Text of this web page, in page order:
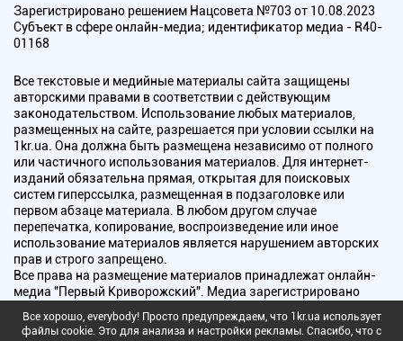
Зарегистрировано решением Нацсовета №703 от 10.08.2023
Субъект в сфере онлайн-медиа; идентификатор медиа - R40-
01168
Все текстовые и медийные материалы сайта защищены
авторскими правами в соответствии с действующим
законодательством. Использование любых материалов,
размещенных на сайте, разрешается при условии ссылки на
1kr.ua. Она должна быть размещена независимо от полного
или частичного использования материалов. Для интернет-
изданий обязательна прямая, открытая для поисковых
систем гиперссылка, размещенная в подзаголовке или
первом абзаце материала. В любом другом случае
перепечатка, копирование, воспроизведение или иное
использование материалов является нарушением авторских
прав и строго запрещено.
Все права на размещение материалов принадлежат онлайн-
медиа "Первый Криворожский". Медиа зарегистрировано
радиовещания.
Все хорошо, everybody! Просто предупреждаем, что 1kr.ua использует
файлы cookie. Это для анализа и настройки рекламы. Спасибо, что с